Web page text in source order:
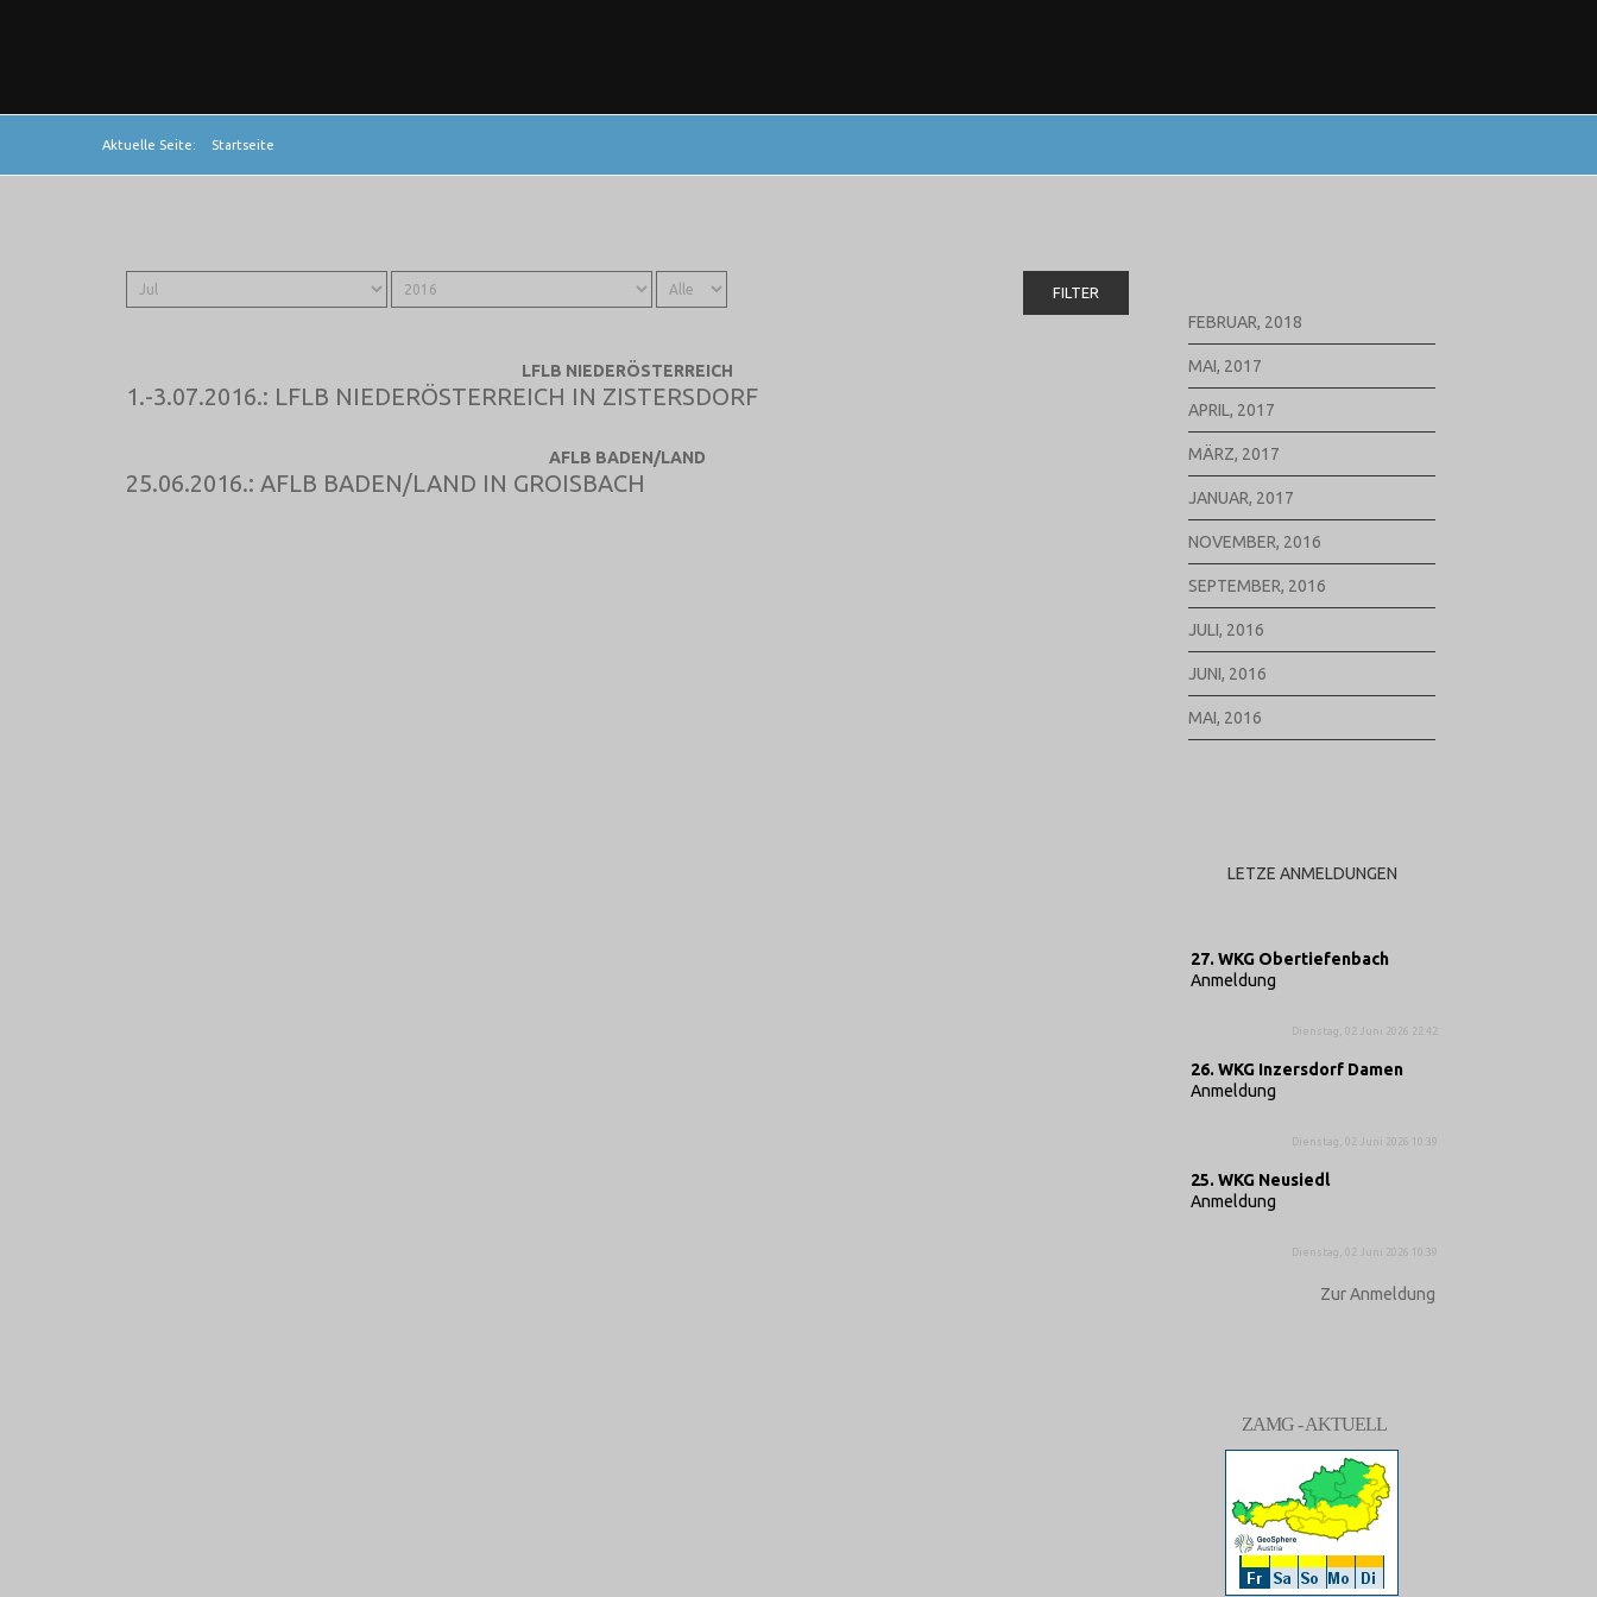
Aktuelle Seite: Startseite
FILTER
LFLB NIEDERÖSTERREICH
1.-3.07.2016.: LFLB NIEDERÖSTERREICH IN ZISTERSDORF
AFLB BADEN/LAND
25.06.2016.: AFLB BADEN/LAND IN GROISBACH
FEBRUAR, 2018
MAI, 2017
APRIL, 2017
MÄRZ, 2017
JANUAR, 2017
NOVEMBER, 2016
SEPTEMBER, 2016
JULI, 2016
JUNI, 2016
MAI, 2016
LETZE ANMELDUNGEN
27. WKG Obertiefenbach
Anmeldung
Dienstag, 02 Juni 2026 22:42
26. WKG Inzersdorf Damen
Anmeldung
Dienstag, 02 Juni 2026 10:39
25. WKG Neusiedl
Anmeldung
Dienstag, 02 Juni 2026 10:39
Zur Anmeldung
ZAMG - AKTUELL